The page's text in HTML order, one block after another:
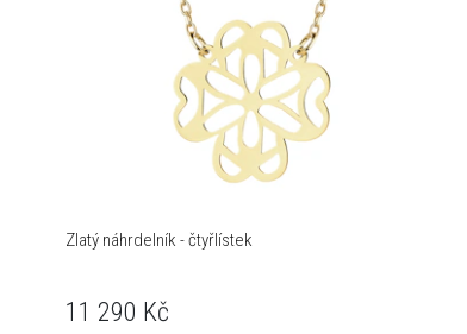
Zlatý náhrdelník - čtyřlístek
11 290 Kč